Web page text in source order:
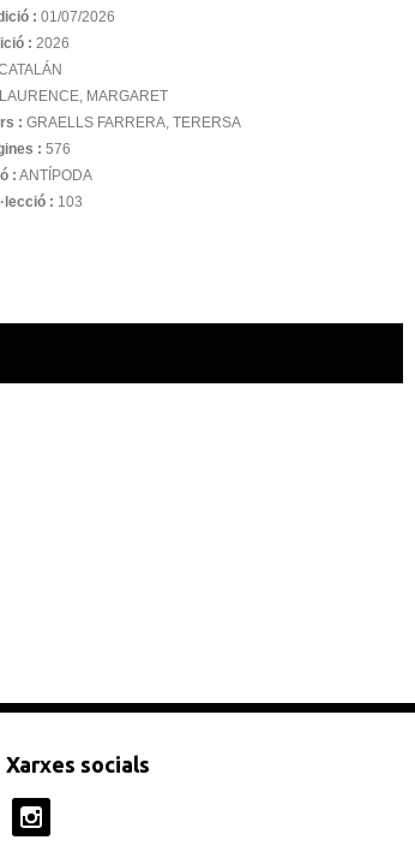
: 01/07/2026
: 2026
LAURENCE, MARGARET
: GRAELLS FARRERA, TERERSA
: 576
: ANTÍPODA
: 103
Xarxes socials